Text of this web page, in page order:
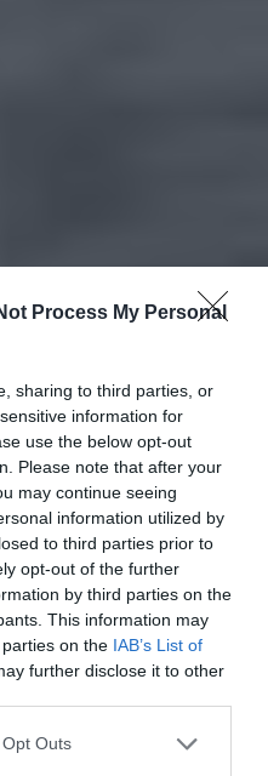
Process My Personal
sharing to third parties, or
information for
use the below opt-out
Please note that after your
may continue seeing
information utilized by
to third parties prior to
opt-out of the further
by third parties on the
This information may
on the IAB’s List of
further disclose it to other
Outs